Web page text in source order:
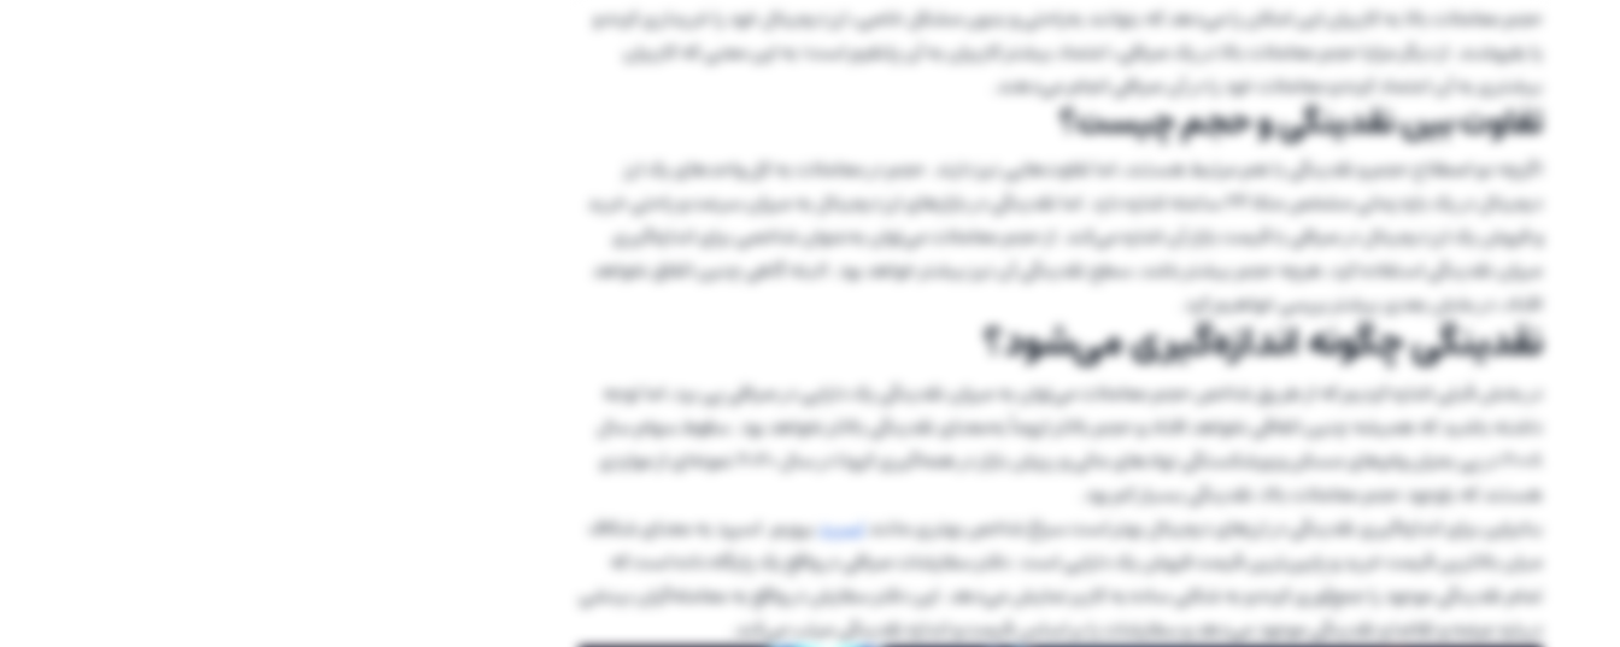
حجم معاملات بالا به کاربران این امکان را می‌دهد که بتوانند به‌راحتی و بدون مشکل خاصی، ارز دیجیتال خود را خریداری کرده و
یا بفروشند. از دیگر مزایا حجم معاملات بالا در یک صرافی، اعتماد بیشتر کاربران به آن پلتفرم است؛ به این معنی که کاربران
بیشتری به آن اعتماد کرده و معاملات خود را در آن صرافی انجام می‌دهند.
تفاوت بین نقدینگی و حجم چیست؟
اگرچه دو اصطلاح حجم و نقدینگی با هم مرتبط هستند، اما تفاوت‌هایی نیز دارند. حجم در معاملات به کل واحدهای یک ارز
دیجیتال در یک بازه زمانی مشخص مثلا ۲۴ ساعته اشاره دارد. اما نقدینگی در بازارهای ارز دیجیتال به میزان سرعت و راحتی خرید
و فروش یک ارز دیجیتال در صرافی با قیمت بازار آن اشاره می‌کند. از حجم معاملات می‌توان به‌عنوان شاخصی برای اندازه‌گیری
میزان نقدینگی استفاده کرد، هرچه حجم بیشتر باشد، سطح نقدینگی آن نیز بیشتر خواهد بود. البته گاهی چنین اتفاق نخواهد
افتاد، در بخش بعدی بیشتر بررسی خواهیم کرد.
نقدینگی چگونه اندازه‌گیری می‌شود؟
در بخش قبلی اشاره کردیم که از طریق شاخص حجم معاملات می‌توان به میزان نقدینگی یک دارایی در صرافی پی برد، اما توجه
داشته باشید که همیشه چنین اتفاقی نخواهد افتاد و حجم بالاتر لزوماً به‌معنای نقدینگی بالاتر نخواهد بود. سقوط سهام سال
۲۰۰۸ در پی بحران وام‌های مسکن و ورشکستگی نهادهای مالی و ریزش بازار در همه‌گیری کرونا در سال ۲۰۲۰ نمونه‌ای از مواردی
هستند که باوجود حجم معاملات بالا، نقدینگی بسیار کم بود.
بنابراین برای اندازه‌گیری نقدینگی در ارزهای دیجیتال بهتر است سراغ شاخص بهتری ماننداسپردبرویم. اسپرد به معنای شکاف
میان بالاترین قیمت خرید و پایین‌ترین قیمت فروش یک دارایی است. دفتر سفارشات صرافی در واقع یک پایگاه داده است که
تمام نقدینگی موجود را جمع‌آوری کرده و به شکلی ساده به کاربر نمایش می‌دهد. این دفتر سفارش در واقع به معامله‌گران بینشی
درباره عرضه و تقاضا و نقدینگی موجود می‌دهد و سفارشات را بر اساس قیمت و اندازه نقدینگی مرتب می‌کند.